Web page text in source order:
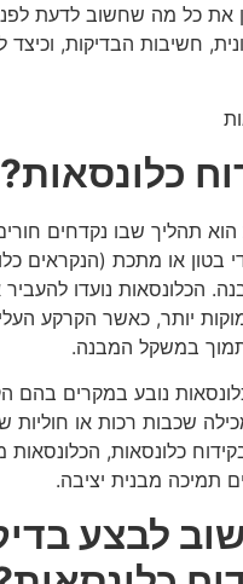
כל מה שחשוב לדעת לפני
חשיבות הבדיקות,
כלונסאות?
הוא תהליך שבו נקדחים
בטון או מתכת (הנקראים
הכלונסאות נועדו
יותר, כאשר הקרקע
במשקל המבנה.
נובע במקרים
שכבות רכות או חוליות
כלונסאות,
תמיכה מבנית יציבה.
לבצע